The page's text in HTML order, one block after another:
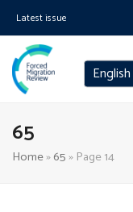
Latest issue
English
65
Home»65 » Page 14